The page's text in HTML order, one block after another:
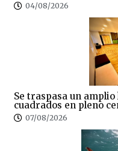
04/08/2026
Se traspasa un
cuadrados en pleno
07/08/2026